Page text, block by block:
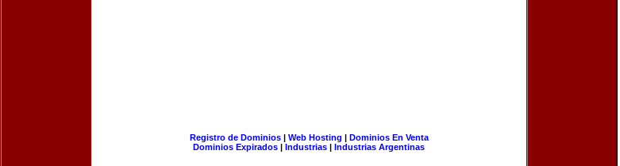
Registro de Dominios| Web Hosting | Dominios En Venta
Dominios Expirados | Industrias | Industrias Argentinas